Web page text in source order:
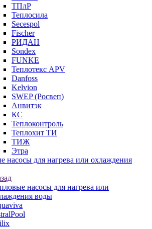
ТПлР
Теплосила
Secespol
Fischer
РИДАН
Sondex
FUNKE
Теплотекс APV
Danfoss
Kelvion
SWEP (Росвеп)
Анвитэк
КС
Теплоконтроль
Теплохит ТИ
ТИЖ
Этра
насосы для нагрева или охлаждения
насосы для нагрева или
воды